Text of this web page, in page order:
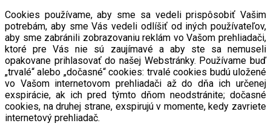
Cookies používame, aby sme sa vedeli prispôsobiť Vašim
potrebám, aby sme Vás vedeli odlíšiť od iných používateľov,
aby sme zabránili zobrazovaniu reklám vo Vašom prehliadači,
ktoré pre Vás nie sú zaujímavé a aby ste sa nemuseli
opakovane prihlasovať do našej Webstránky. Používame buď
„trvalé“ alebo „dočasné“ cookies: trvalé cookies budú uložené
vo Vašom internetovom prehliadači až do dňa ich určenej
exspirácie, ak ich pred týmto dňom neodstránite; dočasné
cookies, na druhej strane, exspirujú v momente, kedy zavriete
internetový prehliadač.